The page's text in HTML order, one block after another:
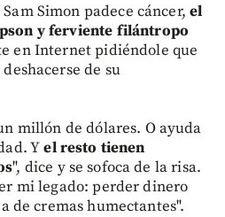
Simon padece cáncer,el
y ferviente filántropo
en Internet pidiéndole que
de su
millón de dólares. O ayuda
Yel resto tienen
", dice y se sofoca de la risa.
mi legado: perder dinero
de cremas humectantes".